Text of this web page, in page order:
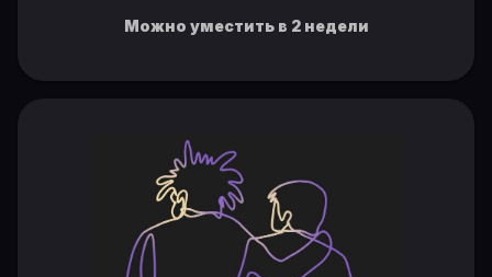
Можно уместить в 2 недели